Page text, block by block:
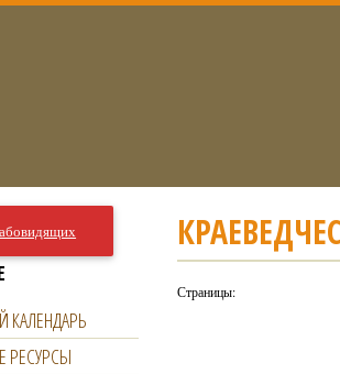
Страницы:
КАЛЕНДАРЬ
РЕСУРСЫ